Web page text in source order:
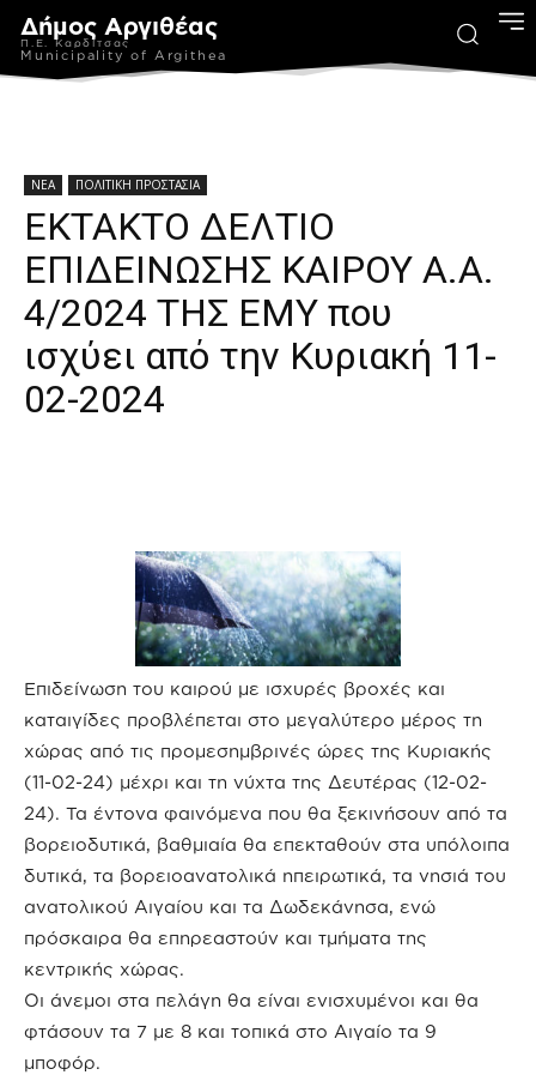
Δήμος Αργιθέας
Π.Ε. Καρδίτσας
Municipality of Argithea
ΝΕΑ ΠΟΛΙΤΙΚΗ ΠΡΟΣΤΑΣΙΑ
ΕΚΤΑΚΤΟ ΔΕΛΤΙΟ
ΕΠΙΔΕΙΝΩΣΗΣ ΚΑΙΡΟΥ Α.Α.
4/2024 ΤΗΣ ΕΜΥ που
ισχύει από την Κυριακή 11-
02-2024
Επιδείνωση του καιρού με ισχυρές βροχές και
καταιγίδες προβλέπεται στο μεγαλύτερο μέρος τη
χώρας από τις προμεσημβρινές ώρες της Κυριακής
(11-02-24) μέχρι και τη νύχτα της Δευτέρας (12-02-
24). Τα έντονα φαινόμενα που θα ξεκινήσουν από τα
βορειοδυτικά, βαθμιαία θα επεκταθούν στα υπόλοιπα
δυτικά, τα βορειοανατολικά ηπειρωτικά, τα νησιά του
ανατολικού Αιγαίου και τα Δωδεκάνησα, ενώ
πρόσκαιρα θα επηρεαστούν και τμήματα της
κεντρικής χώρας.
Οι άνεμοι στα πελάγη θα είναι ενισχυμένοι και θα
φτάσουν τα 7 με 8 και τοπικά στο Αιγαίο τα 9
μποφόρ.